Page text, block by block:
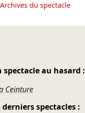
du spectacle
spectacle au hasard :
Ceinture
derniers spectacles :